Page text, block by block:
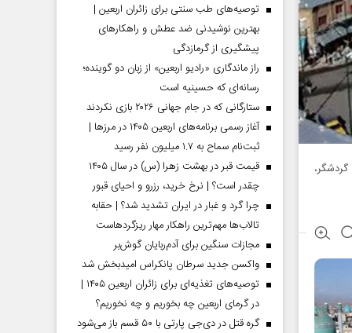
و استان باعث شده تا در ۶ ماه اول سال جاری، ۴۴ هزار گردشگر،
توصیه‌های طب سنتی برای زائران اربعین |
بهترین نوشیدنی ضد عطش و راهکارهای
پیشگیری از گرمازدگی
راز ماندگاری «رادیو اربعین» از زبان دو گوینده؛
رسانه‌ای که حسینیه است
ستارگانی که در جام جهانی ۲۰۲۶ بازی نکردند
آغاز رسمی برنامه‌های اربعین ۱۴۰۵ در مرز‌ها |
ثبت‌نام سماح به ۱.۷ میلیون نفر رسید
قیمت قبر در بهشت زهرا (س) در سال ۱۴۰۵
چقدر است؟ | نرخ خرید، رزرو و احیای قبور
چرا گرد و غبار در ایران تشدید شد؟ | حقابه
تالاب‌ها مهم‌ترین راهکار مهار ریزگردهاست
مجازات سنگین برای آدم‌ربایان گوش‌بر
واکسن جدید سرطان پانکراس امیدبخش شد
توصیه‌های تغذیه‌ای برای زائران اربعین ۱۴۰۵ |
در گرمای اربعین چه بخوریم و چه نخوریم؟
گره قتل در دی‌جی پارتی با ۵۰ قسم باز می‌شود